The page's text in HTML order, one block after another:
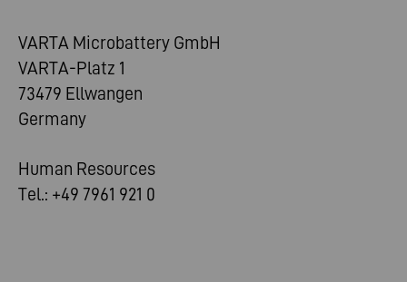
VARTA Microbattery GmbH
VARTA-Platz 1
73479 Ellwangen
Germany
Human Resources
Tel.: +49 7961 921 0